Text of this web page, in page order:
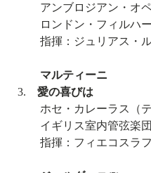
アンブロジアン・オペ
ロンドン・フィルハー
指揮：ジュリアス・
マルティーニ
3.愛の喜びは
ホセ・カレーラス（テ
イギリス室内管弦楽団
指揮：フィエコスラフ